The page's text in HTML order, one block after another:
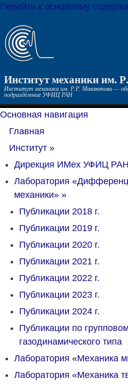
Перейти к основному
Институт механики им.
Институт механики им. Р.Р. Мавлютова —
подразделение УФИЦ РАН
Основная навигация
Главная
Институт »
Дирекция ИМех УФИЦ РАН
Лаборатория
механики» »
Публикации 2018 г.
Публикации 2019 г.
Публикации 2020 г.
Публикации 2021 г.
Публикации 2022 г.
Публикации 2023 г.
Публикации 2024 г.
Публикации по
газодинамического типа
Лаборатория «Механика
Лаборатория «Механика